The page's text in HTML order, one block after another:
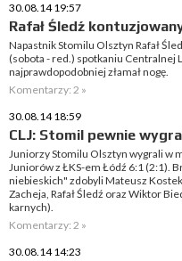
30.08.14 19:57
Rafał Śledź
Napastnik Stomilu Olsztyn Rafał
(sobota - red.) spotkaniu Centralnej
najprawdopodobniej złamał nogę.
Komentarzy: 2 »
30.08.14 18:59
CLJ: Stomil pewnie
Juniorzy Stomilu Olsztyn wygrali w
Juniorów z ŁKS-em Łódź 6:1 (2:1).
niebieskich" zdobyli Mateusz
Zacheja, Rafał Śledź oraz Wiktor
karnych).
Komentarzy: 2 »
30.08.14 14:23